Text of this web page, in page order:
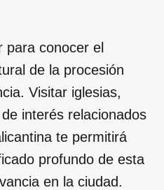
para conocer el
de la procesión
Visitar iglesias,
interés relacionados
te permitirá
profundo de esta
en la ciudad.